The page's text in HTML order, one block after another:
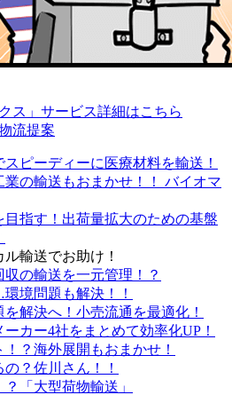
ス」サービス詳細はこちら
流提案
ピーディーに医療材料を輸送！
業の輸送もおまかせ！！ バイオマ
指す！出荷量拡大のための基盤
輸送でお助け！
の輸送を一元管理！？
境問題も解決！！
を解決へ！小売流通を最適化！
ーカー4社をまとめて効率化UP！
？海外展開もおまかせ！
？佐川さん！！
「大型荷物輸送」